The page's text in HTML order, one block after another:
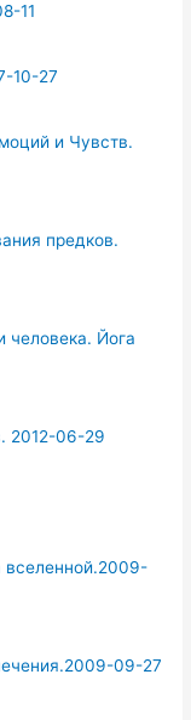
11
10-27
и Чувств.
предков.
человека. Йога
2012-06-29
вселенной.2009-
09-27